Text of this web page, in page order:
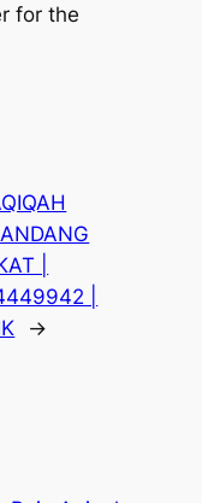
for the
|
|
→